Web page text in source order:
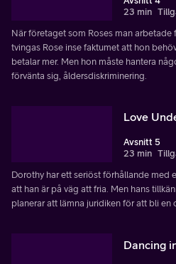
23 min
När företaget som Roses man
tvingas Rose inse faktumet att hon
betalar mer. Men hon måste hantera
förvänta sig, åldersdiskriminering.
Love
Avsnitt 5
23 min
Dorothy har ett seriöst förhållande med
att han är på väg att fria. Men hans
planerar att lämna juridiken för att bli en
Dancing